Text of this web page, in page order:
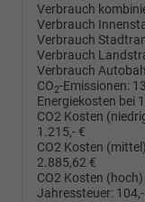
Verbrauch
Verbrauch
Verbrauch
Verbrauch
Verbrauch
CO2-Emissionen:
Energiekosten bei
CO2 Kosten
1.215,- €
CO2 Kosten (mittel)
2.885,62 €
CO2 Kosten (hoch)
Jahressteuer: